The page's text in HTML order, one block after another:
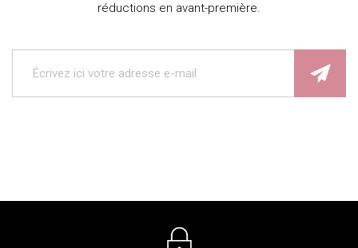
réductions en avant-première.